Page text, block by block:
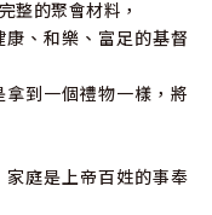
整的聚會材料，
、和樂、富足的基督
到一個禮物一樣，將
庭是上帝百姓的事奉